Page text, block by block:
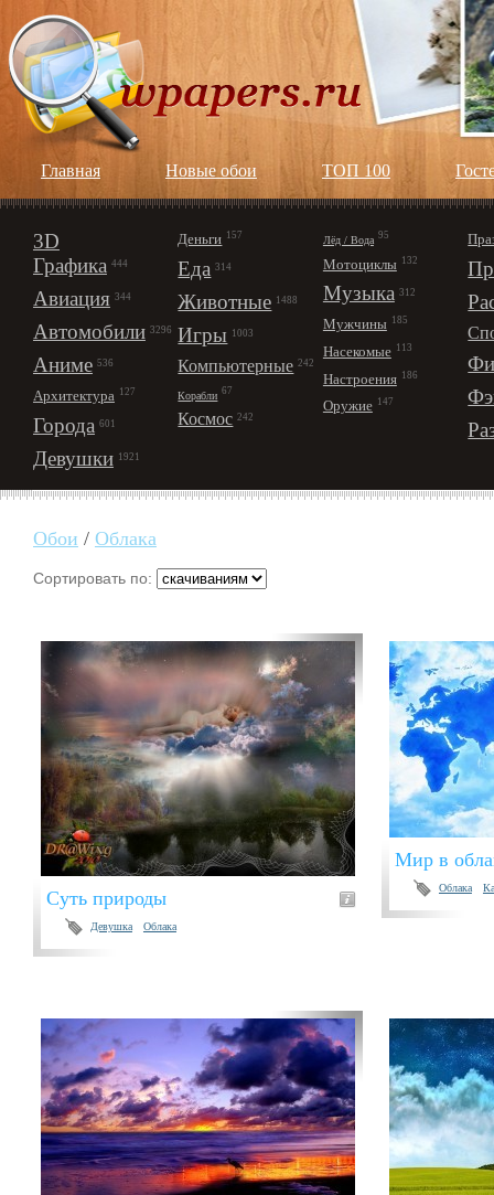
Главная Новые обои ТОП 100
3D
Графика 444
Авиация 344
Автомобили 3296
Аниме 536
Архитектура 127
Города 601
Девушки 1921
Деньги 157
Еда 314
Животные 1488
Игры 1003
Компьютерные 242
Корабли 67
Космос 242
Лёд / Вода 95
Мотоциклы 132
Музыка 312
Мужчины 185
Насекомые 113
Настроения 186
Оружие 147
Обои / Облака
Сортировать по:
Суть природы
Девушка Облака
Мир в
Облака